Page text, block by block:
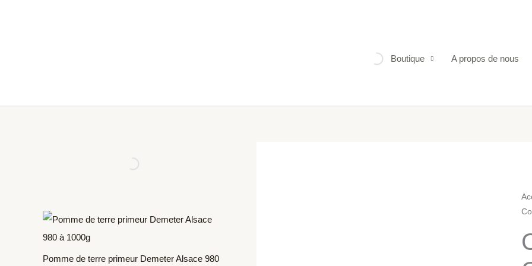
Boutique
A propos de nous
Pomme de terre primeur Demeter Alsace 980
de
à
la